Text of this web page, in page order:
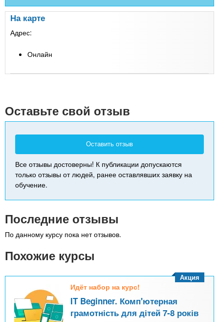
На карте
Адрес:
Онлайн
Оставьте свой отзыв
Оставить отзыв
Все отзывы достоверны! К публикации допускаются
только отзывы от людей, ранее оставлявших заявку на
обучение.
Последние отзывы
По данному курсу пока нет отзывов.
Похожие курсы
Идёт набор на курс!
IT Beginner. Комп'ютерная
грамотність для дітей 7-8 років
Акция